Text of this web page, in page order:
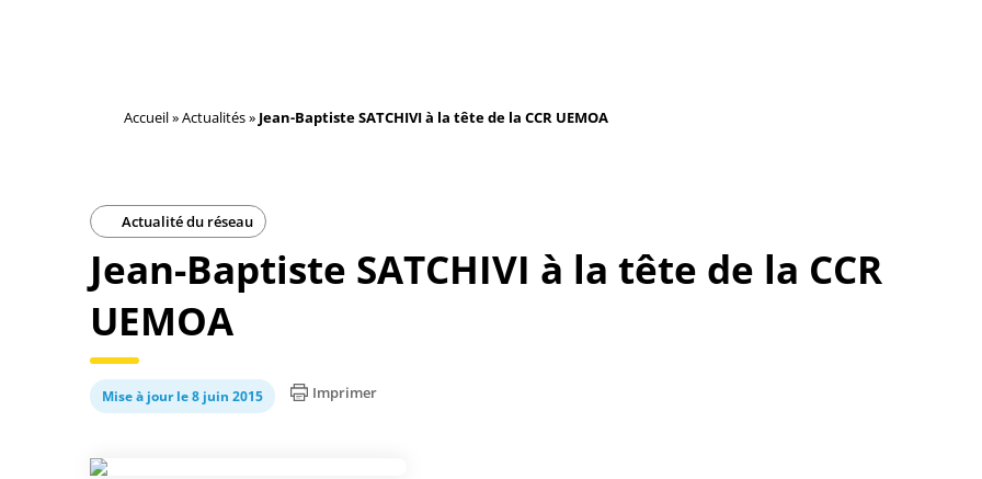
Accueil»Actualités» Jean-Baptiste SATCHIVI à la tête de la CCR UEMOA
Actualité du réseau
Jean-Baptiste SATCHIVI à la tête de la CCR
UEMOA
Mise à jour le 8 juin 2015 Imprimer